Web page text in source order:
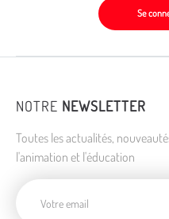
Se
NOTRE NEWSLETTER
Toutes les actualités,
l'animation et l'éducation